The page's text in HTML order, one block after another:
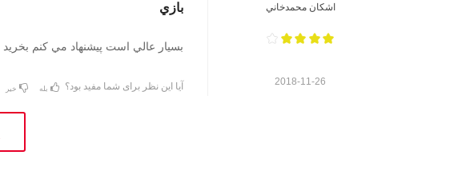
اشكان محمدخاني
2018-11-26
بازي
بسيار عالي است پيشنهاد مي كنم بخريد
آیا این نظر برای شما مفید بود؟ بله خیر